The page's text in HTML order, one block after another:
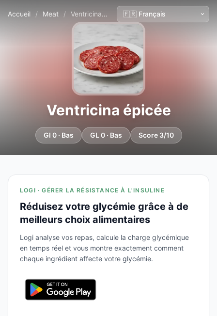
Accueil / Meat / Ventricina épicée
Ventricina épicée
GI 0 · Bas GL 0 · Bas Score 3/10
LOGI · GÉRER LA RÉSISTANCE À L'INSULINE
Réduisez votre glycémie grâce à de
meilleurs choix alimentaires
Logi analyse vos repas, calcule la charge glycémique
en temps réel et vous montre exactement comment
chaque ingrédient affecte votre glycémie.